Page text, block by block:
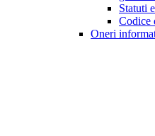
Statuti
Codice
Oneri